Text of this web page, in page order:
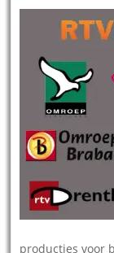
producties voor